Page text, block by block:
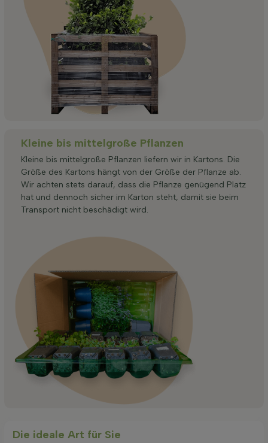
Kleine bis mittelgroße Pflanzen
Kleine bis mittelgroße Pflanzen liefern wir in Kartons. Die
Größe des Kartons hängt von der Größe der Pflanze ab.
Wir achten stets darauf, dass die Pflanze genügend Platz
hat und dennoch sicher im Karton steht, damit sie beim
Transport nicht beschädigt wird.
Die ideale Art für Sie